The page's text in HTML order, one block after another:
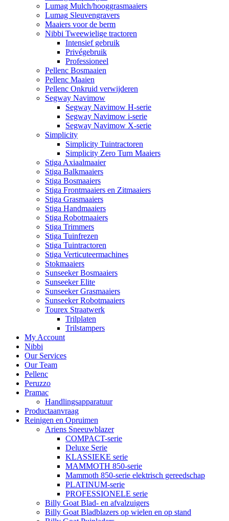
Lumag Mulch/hooggrasmaaiers
Lumag Sleuvengravers
Maaiers voor de berm
Nibbi Tweewielige tractoren
Intensief gebruik
Privégebruik
Professioneel
Pellenc Bosmaaien
Pellenc Maaien
Pellenc Onkruid verwijderen
Segway Navimow
Segway Navimow H-serie
Segway Navimow i-serie
Segway Navimow X-serie
Simplicity
Simplicity Tuintractoren
Simplicity Zero Turn Maaiers
Stiga Axiaalmaaier
Stiga Balkmaaiers
Stiga Bosmaaiers
Stiga Frontmaaiers en Zitmaaiers
Stiga Grasmaaiers
Stiga Handmaaiers
Stiga Robotmaaiers
Stiga Trimmers
Stiga Tuinfrezen
Stiga Tuintractoren
Stiga Verticuteermachines
Stokmaaiers
Sunseeker Bosmaaiers
Sunseeker Elite
Sunseeker Grasmaaiers
Sunseeker Robotmaaiers
Tourex Straatwerk
Trilplaten
Trilstampers
My Account
Nibbi
Our Services
Our Team
Pellenc
Peruzzo
Pramac
Handlingsapparatuur
Productaanvraag
Reinigen en Opruimen
Ariens Sneeuwblazer
COMPACT-serie
Deluxe Serie
KLASSIEKE serie
MAMMOTH 850-serie
Mammoth 850-serie elektrisch gereedschap
PLATINUM-serie
PROFESSIONELE serie
Billy Goat Blad- en afvalzuigers
Billy Goat Bladblazers op wielen en op stand